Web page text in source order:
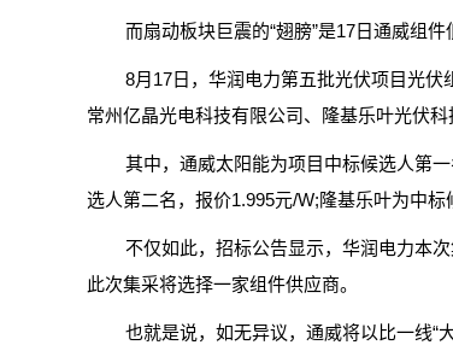
而扇动板块巨震的“翅膀”是17日通威组件
8月17日，华润电力第五批光伏项目光伏
常州亿晶光电科技有限公司、隆基乐叶光伏科
其中，通威太阳能为项目中标候选人第
选人第二名，报价1.995元/W;隆基乐叶为中标
不仅如此，招标公告显示，华润电力本
此次集采将选择一家组件供应商。
也就是说，如无异议，通威将以比一线“